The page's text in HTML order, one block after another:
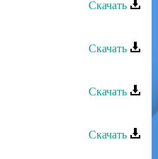
Скачать
дуьхьа
Скачать
Скачать
дог
Скачать